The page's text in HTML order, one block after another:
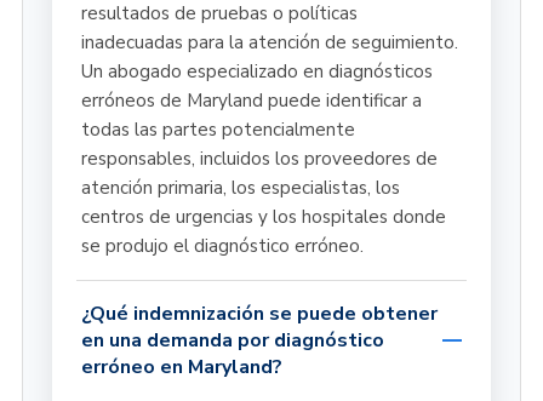
resultados de pruebas o políticas
inadecuadas para la atención de seguimiento.
Un abogado especializado en diagnósticos
erróneos de Maryland puede identificar a
todas las partes potencialmente
responsables, incluidos los proveedores de
atención primaria, los especialistas, los
centros de urgencias y los hospitales donde
se produjo el diagnóstico erróneo.
¿Qué indemnización se puede obtener
en una demanda por diagnóstico
erróneo en Maryland?